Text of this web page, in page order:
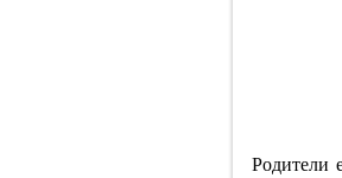
Родители